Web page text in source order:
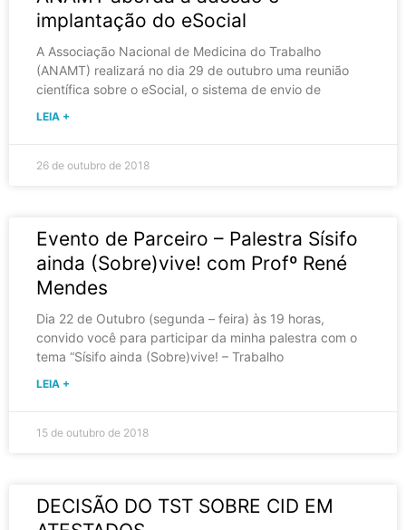
implantação do eSocial
A Associação Nacional de Medicina do Trabalho
(ANAMT) realizará no dia 29 de outubro uma reunião
científica sobre o eSocial, o sistema de envio de
LEIA +
26 de outubro de 2018
Evento de Parceiro – Palestra Sísifo
ainda (Sobre)vive! com Profº René
Mendes
Dia 22 de Outubro (segunda – feira) às 19 horas,
convido você para participar da minha palestra com o
tema “Sísifo ainda (Sobre)vive! – Trabalho
LEIA +
15 de outubro de 2018
DECISÃO DO TST SOBRE CID EM